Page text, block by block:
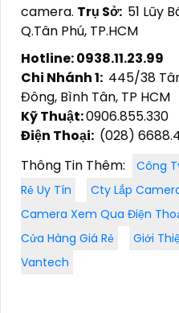
chúng tôi cũng cung
khách hàng trong việc
thống camera mới. Nhờ
phẩm và thị trường,
giải pháp tốt nhất cho
Với dịch vụ bảo trì
bạn có thể yên tâm về
thống camera của mình.
chúng tôi để được tư
camera.
Trụ Sở:51 Lũy
Hotline: 0938.11.23.99
Chi Nhánh 1:
Đông, Bình Tân, TP HCM
Điện Thoại:(028)